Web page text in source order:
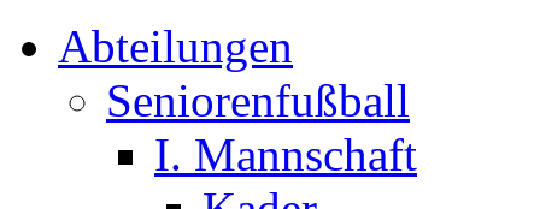
Abteilungen
Seniorenfußball
I. Mannschaft